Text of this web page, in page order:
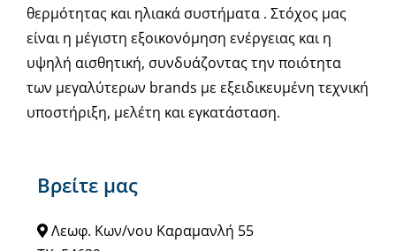
Βρείτε μας
Λεωφ. Κων/νου Καραμανλή 55
θερμότητας και ηλιακά συστήματα . Στόχος μας
είναι η μέγιστη εξοικονόμηση ενέργειας και η
υψηλή αισθητική, συνδυάζοντας την ποιότητα
των μεγαλύτερων brands με εξειδικευμένη τεχνική
υποστήριξη, μελέτη και εγκατάσταση.